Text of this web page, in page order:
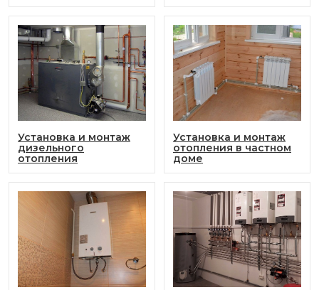
Установка и монтаж
дизельного
отопления
Установка и монтаж
отопления в частном
доме